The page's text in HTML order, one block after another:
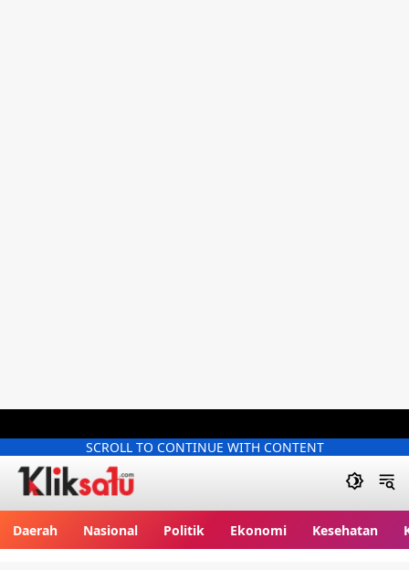
SCROLL TO CONTINUE WITH CONTENT
Daerah Nasional Politik Ekonomi Kesehatan